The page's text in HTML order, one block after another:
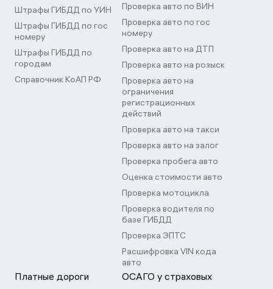
Штрафы ГИБДД по УИН
Штрафы ГИБДД по гос
номеру
Штрафы ГИБДД по
городам
Справочник КоАП РФ
Проверка авто по ВИН
Проверка авто по гос
номеру
Проверка авто на ДТП
Проверка авто на розыск
Проверка авто на
ограничения
регистрационных
действий
Проверка авто на такси
Проверка авто на залог
Проверка пробега авто
Оценка стоимости авто
Проверка мотоцикла
Проверка водителя по
базе ГИБДД
Проверка ЭПТС
Расшифровка VIN кода
авто
Платные дороги ОСАГО у страховых